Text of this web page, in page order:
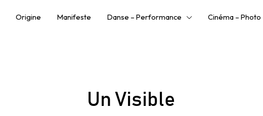
Origine Manifeste Danse – Performance Cinéma – Photo
Un Visible